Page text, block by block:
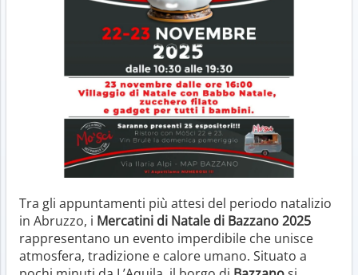
Tra gli appuntamenti più attesi del periodo natalizio
in Abruzzo, i Mercatini di Natale di Bazzano 2025
rappresentano un evento imperdibile che unisce
atmosfera, tradizione e calore umano. Situato a